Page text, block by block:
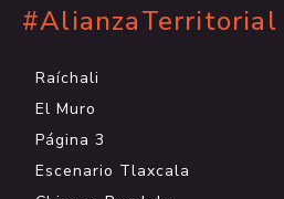
#AlianzaTerritorial
Raíchali
El Muro
Página 3
Escenario Tlaxcala